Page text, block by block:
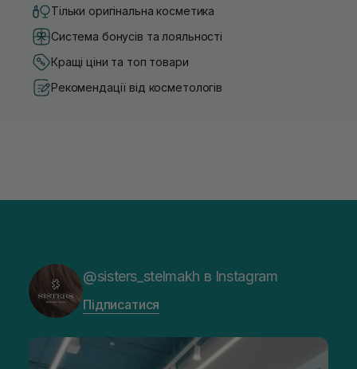
Тільки оригінальна косметика
Система бонусів та лояльності
Кращі ціни та топ товари
Рекомендації від косметологів
@sisters_stelmakh в Instagram
Підписатися